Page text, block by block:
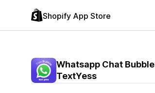
Shopify App Store
Whatsapp Chat Bubble
TextYess